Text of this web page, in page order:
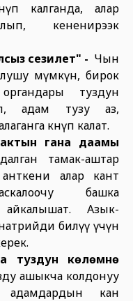
калганда, алар
кененирээк
сыз сезилет" - Чын
мүмкүн, бирок
туздун
адам тузу аз,
көнүп калат.
тын гана даамы
тамак-аштар
алар кант
башка
Азык-
билүү үчүн
туздун көлөмүнө
ашыкча колдонуу
кан